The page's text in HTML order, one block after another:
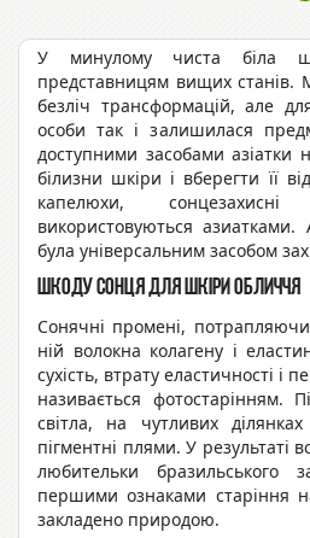
У минулому чиста біла
представницям вищих станів.
безліч трансформацій, але
особи так і залишилася
доступними засобами азіатки
білизни шкіри і вберегти її
капелюхи,
використовуються
була універсальним засобом
Шкоду сонця для шкіри обличчя
Сонячні промені,
ній волокна колагену і
сухість, втрату еластичності і
називається фотостарінням.
світла, на чутливих
пігментні плями. У результаті
любительки бразильського
першими ознаками старіння
закладено природою.